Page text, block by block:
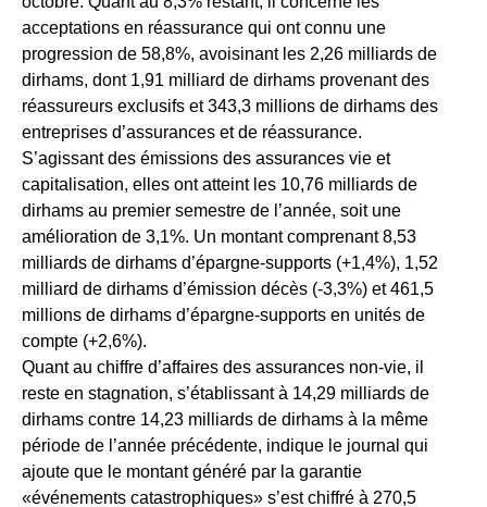
acceptations en réassurance qui ont connu une
progression de 58,8%, avoisinant les 2,26 milliards de
dirhams, dont 1,91 milliard de dirhams provenant des
réassureurs exclusifs et 343,3 millions de dirhams des
entreprises d’assurances et de réassurance.
S’agissant des émissions des assurances vie et
capitalisation, elles ont atteint les 10,76 milliards de
dirhams au premier semestre de l’année, soit une
amélioration de 3,1%. Un montant comprenant 8,53
milliards de dirhams d’épargne-supports (+1,4%), 1,52
milliard de dirhams d’émission décès (-3,3%) et 461,5
millions de dirhams d’épargne-supports en unités de
compte (+2,6%).
Quant au chiffre d’affaires des assurances non-vie, il
reste en stagnation, s’établissant à 14,29 milliards de
dirhams contre 14,23 milliards de dirhams à la même
période de l’année précédente, indique le journal qui
ajoute que le montant généré par la garantie
«événements catastrophiques» s’est chiffré à 270,5